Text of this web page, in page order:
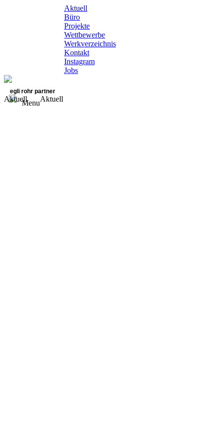
Aktuell
Büro
Projekte
Wettbewerbe
Werkverzeichnis
Kontakt
Instagram
Jobs
egli rohr partner
Menu
Aktuell Aktuell